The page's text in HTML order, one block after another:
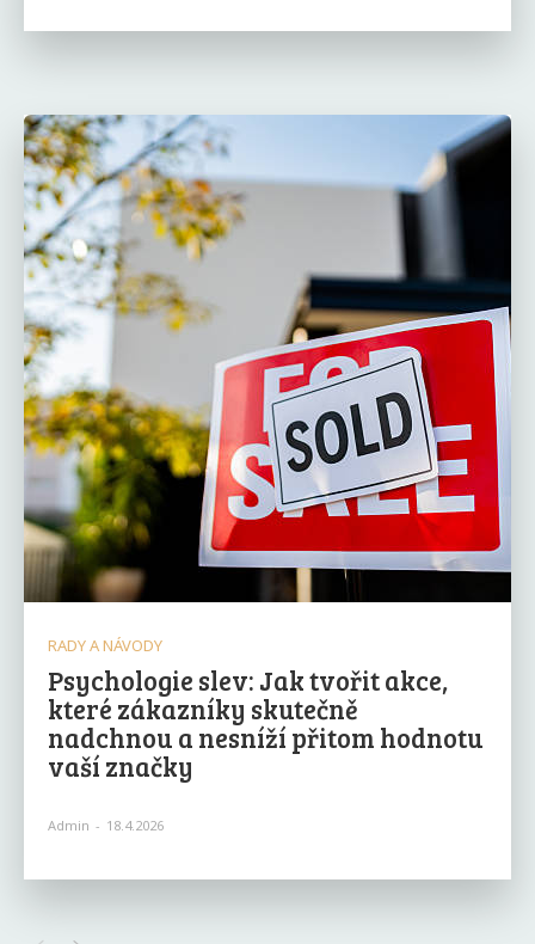
RADY A NÁVODY
Psychologie slev: Jak tvořit akce,
které zákazníky skutečně
nadchnou a nesníží přitom hodnotu
vaší značky
Admin - 18.4.2026